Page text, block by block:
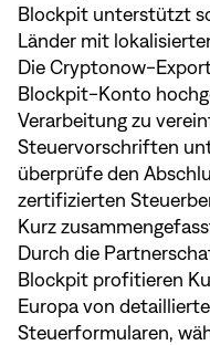
Blockpit unterstützt
Länder mit
Die Cryptonow-
Blockpit-Konto
Verarbeitung zu
Steuervorschriften
überprüfe den
zertifizierten
Kurz
Durch die
Blockpit profitieren
Europa von
Steuerformularen,